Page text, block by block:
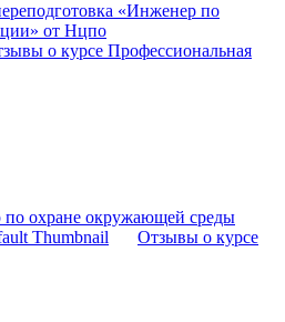
«Инженер по
от Нцпо
о курсе Профессиональная
по охране окружающей среды
Отзывы о курсе